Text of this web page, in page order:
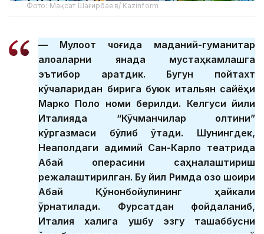
Фото: Мақсат Шағирбаев/ Kazinform
— Мулоқот чоғида маданий-гуманитар
алоқаларни янада мустаҳкамлашга
эътибор қаратдик. Бугун пойтахт
кўчаларидан бирига буюк итальян сайёҳи
Марко Поло номи берилди. Келгуси йили
Италияда “Кўчманчилар олтини”
кўргазмаси бўлиб ўтади. Шунингдек,
Неаполдаги қадимий Сан-Карло театрида
Абай операсини саҳналаштириш
режалаштирилган. Бу йил Римда қозоқ шоири
Абай Қўнонбойулининг ҳайкали
ўрнатилади. Фурсатдан фойдаланиб,
Италия халқига ушбу эзгу ташаббусни